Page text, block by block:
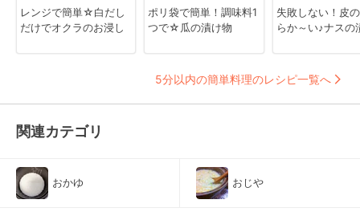
レンジで簡単☆白だし
だけでオクラのお浸し
ポリ袋で簡単！調味料1
つで☆瓜の漬け物
失敗しない！皮
らか～い♪ナスの
5分以内の簡単料理のレシピ一覧へ
関連カテゴリ
おかゆ おじや